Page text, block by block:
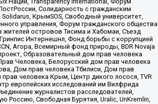
Солидарность с гражданским
КрымSOS, Свободный университет,
управления, Форум гражданского общества
жителей островов Тисима и Хабомаи, Съезд
Интернешнл, Фонд борьбы с коррупцией
Агора, Всемирный фонд природы, BDR Novaja
Образовательный дом прав человека
Человека, Белорусский дом прав человека
Дом прав человека Тбилиси, Дом прав
человека Крым, Центр дикого лосося, TVR
европейских исследований им Вилфрида
журналистов расследователей,
Россию, Свободная Бурятия, Uralic, UnKremlin,